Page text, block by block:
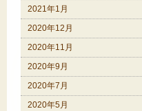
2021年1月
2020年12月
2020年11月
2020年9月
2020年7月
2020年5月